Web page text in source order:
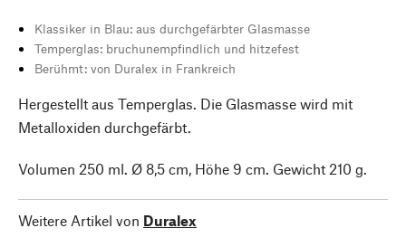
Klassiker in Blau: aus durchgefärbter Glasmasse
Temperglas: bruchunempfindlich und hitzefest
Berühmt: von Duralex in Frankreich
Hergestellt aus Temperglas. Die Glasmasse wird mit
Metalloxiden durchgefärbt.
Volumen 250 ml. Ø 8,5 cm, Höhe 9 cm. Gewicht 210 g.
Weitere Artikel von Duralex